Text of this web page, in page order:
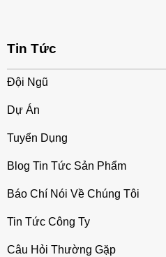
Tin Tức
Đội Ngũ
Dự Án
Tuyển Dụng
Blog Tin Tức Sản Phẩm
Báo Chí Nói Về Chúng Tôi
Tin Tức Công Ty
Câu Hỏi Thường Gặp